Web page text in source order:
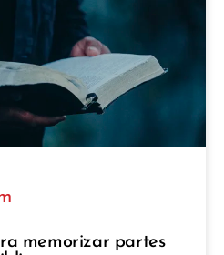
memorizar partes